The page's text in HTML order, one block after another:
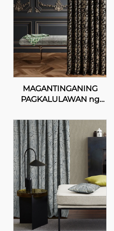
MAGANTINGANING
PAGKALULAWAN ng